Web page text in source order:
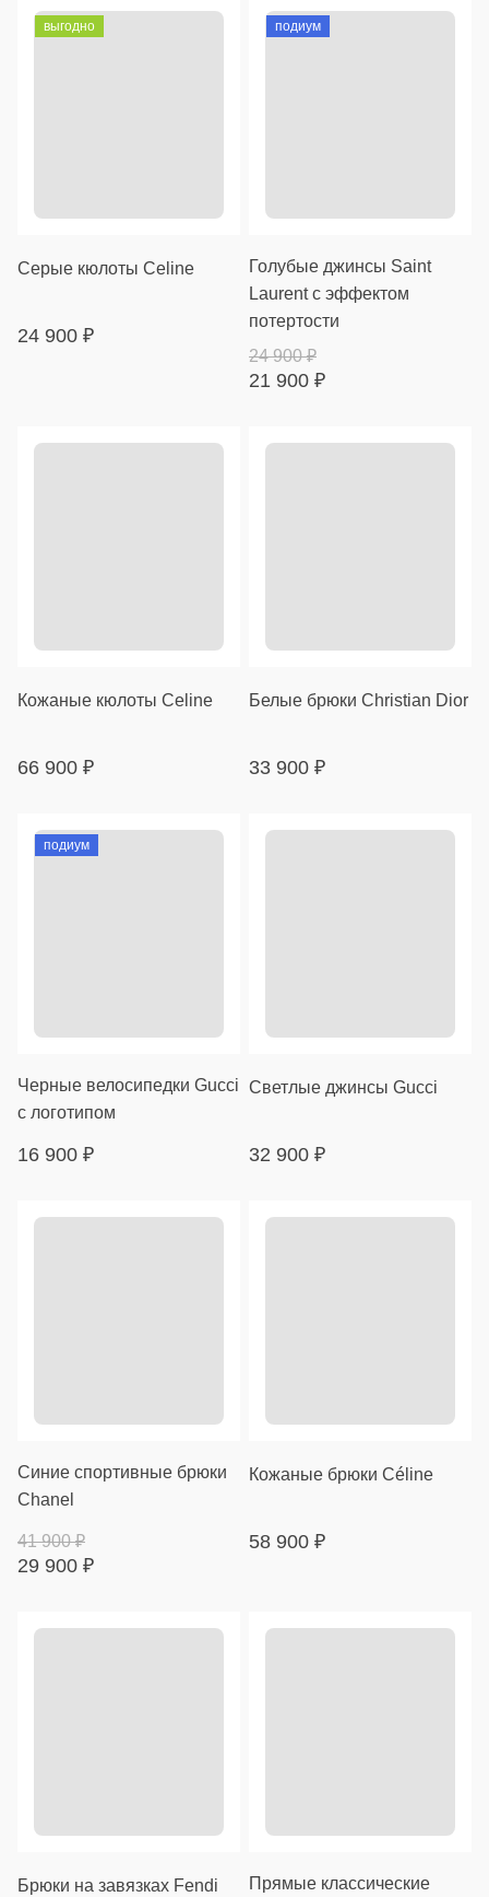
выгодно
Серые кюлоты Celine
24 900 ₽
подиум
Голубые джинсы Saint
Laurent с эффектом
потертости
21 900 ₽
24 900₽
Кожаные кюлоты Celine
66 900 ₽
Белые брюки Christian Dior
33 900 ₽
подиум
Черные велосипедки Gucci
с логотипом
16 900 ₽
Светлые джинсы Gucci
32 900 ₽
Синие спортивные брюки
Chanel
29 900 ₽
41 900₽
Кожаные брюки Céline
58 900 ₽
Брюки на завязках Fendi
Прямые классические